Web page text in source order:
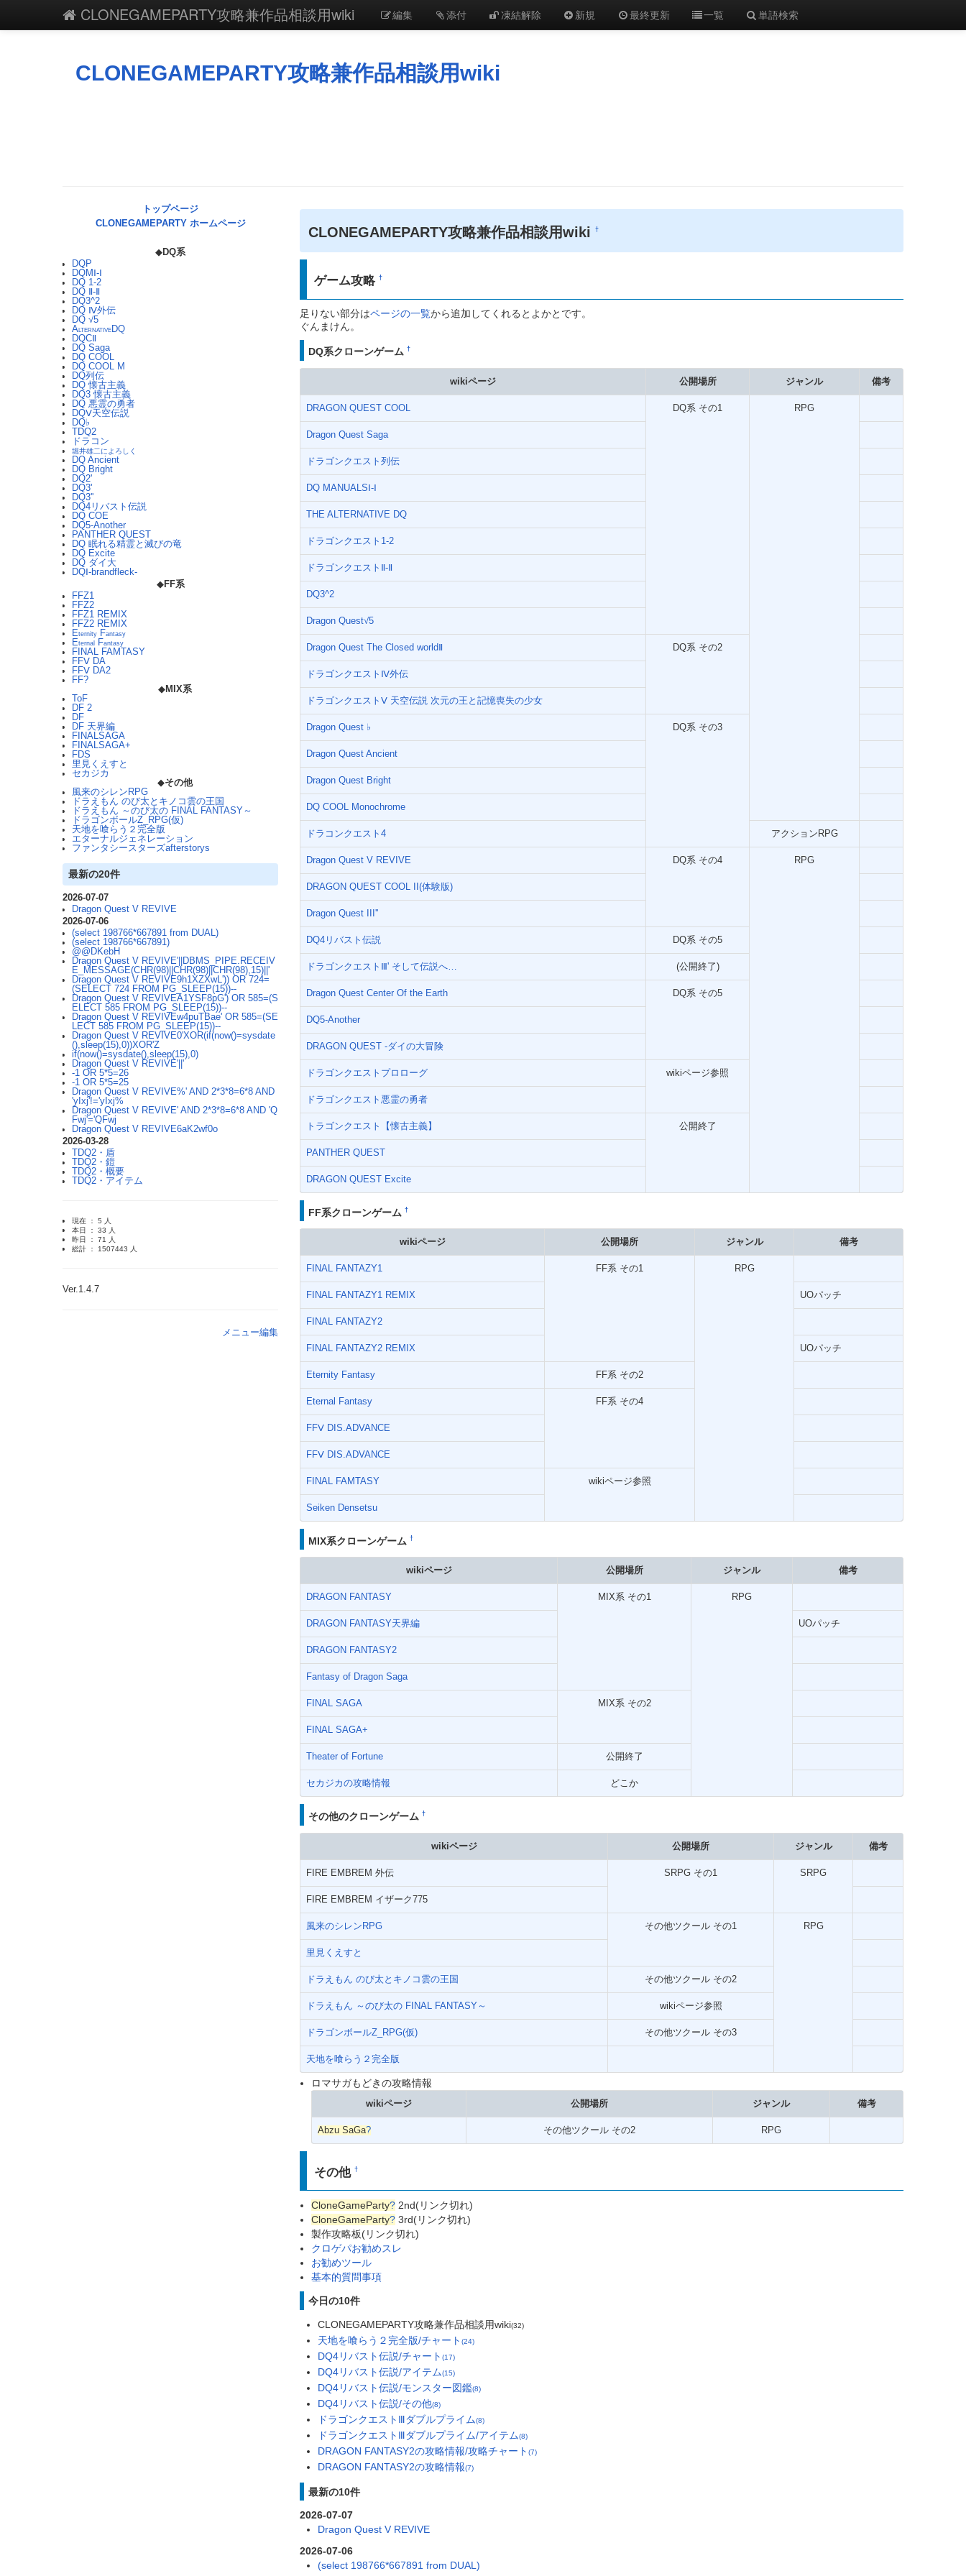
CLONEGAMEPARTY攻略兼作品相談用wiki 編集 添付 凍結解除 新規 最終更新 一覧 単語検索
CLONEGAMEPARTY攻略兼作品相談用wiki
トップページ
CLONEGAMEPARTY ホームページ
◆DQ系
DQP
DQMⅠ-Ⅰ
DQ 1-2
DQ Ⅱ-Ⅱ
DQ3^2
DQ Ⅳ外伝
DQ √5
ALTERNATIVEDQ
DQCⅡ
DQ Saga
DQ COOL
DQ COOL M
DQ列伝
DQ 懐古主義
DQ3 懐古主義
DQ 悪霊の勇者
DQⅤ天空伝説
DQ♭
TDQ2
ドラコン
堀井雄二によろしく
DQ Ancient
DQ Bright
DQ2'
DQ3'
DQ3''
DQ4リバスト伝説
DQ COE
DQ5-Another
PANTHER QUEST
DQ 眠れる精霊と滅びの竜
DQ Excite
DQ ダイ大
DQⅠ-brandfleck-
◆FF系
FFZ1
FFZ2
FFZ1 REMIX
FFZ2 REMIX
EternityFantasy
EternalFantasy
FINAL FAMTASY
FFⅤ DA
FFⅤ DA2
FF?
◆MIX系
ToF
DF 2
DF
DF 天界編
FINALSAGA
FINALSAGA+
FDS
里見くえすと
セカジカ
◆その他
風来のシレンRPG
ドラえもん のび太とキノコ雲の王国
ドラえもん ～のび太の FINAL FANTASY～
ドラゴンボールZ_RPG(仮)
天地を喰らう２完全版
エターナルジェネレーション
ファンタシースターズafterstorys
最新の20件
2026-07-07
Dragon Quest V REVIVE
2026-07-06
(select 198766*667891 from DUAL)
(select 198766*667891)
@@DKebH
Dragon Quest V REVIVE'||DBMS_PIPE.RECEIV
E_MESSAGE(CHR(98)||CHR(98)||CHR(98),15)||'
Dragon Quest V REVIVE9h1XZXwL')) OR 724=
(SELECT 724 FROM PG_SLEEP(15))--
Dragon Quest V REVIVEA1YSF8pG') OR 585=(S
ELECT 585 FROM PG_SLEEP(15))--
Dragon Quest V REVIVEw4puTBae' OR 585=(SE
LECT 585 FROM PG_SLEEP(15))--
Dragon Quest V REVIVE0'XOR(if(now()=sysdate
(),sleep(15),0))XOR'Z
if(now()=sysdate(),sleep(15),0)
Dragon Quest V REVIVE'||'
-1 OR 5*5=26
-1 OR 5*5=25
Dragon Quest V REVIVE%' AND 2*3*8=6*8 AND
'yIxj'!='yIxj%
Dragon Quest V REVIVE' AND 2*3*8=6*8 AND 'Q
Fwj'='QFwj
Dragon Quest V REVIVE6aK2wf0o
2026-03-28
TDQ2・盾
TDQ2・鎧
TDQ2・概要
TDQ2・アイテム
現在 ： 5 人
本日 ： 33 人
昨日 ： 71 人
総計 ： 1507443 人
Ver.1.4.7
メニュー編集
CLONEGAMEPARTY攻略兼作品相談用wiki†
ゲーム攻略†
足りない部分はページの一覧から追加してくれるとよかとです。
ぐんまけん。
DQ系クローンゲーム †
wikiページ 公開場所 ジャンル 備考
DRAGON QUEST COOL DQ系 その1 RPG
Dragon Quest Saga
ドラゴンクエスト列伝
DQ MANUALSⅠ-Ⅰ
THE ALTERNATIVE DQ
ドラゴンクエスト1-2
ドラゴンクエストⅡ-Ⅱ
DQ3^2
Dragon Quest√5
Dragon Quest The Closed worldⅡ DQ系 その2
ドラゴンクエストⅣ外伝
ドラゴンクエストⅤ 天空伝説 次元の王と記憶喪失の少女
Dragon Quest ♭ DQ系 その3
Dragon Quest Ancient
Dragon Quest Bright
DQ COOL Monochrome
ドラコンクエスト4 アクションRPG
Dragon Quest V REVIVE DQ系 その4 RPG
DRAGON QUEST COOL II(体験版)
Dragon Quest III''
DQ4リバスト伝説 DQ系 その5
ドラゴンクエストⅢ' そして伝説へ… (公開終了)
Dragon Quest Center Of the Earth DQ系 その5
DQ5-Another
DRAGON QUEST -ダイの大冒険
ドラゴンクエストプロローグ wikiページ参照
ドラゴンクエスト悪霊の勇者
トラゴンクエスト【懐古主義】 公開終了
PANTHER QUEST
DRAGON QUEST Excite
FF系クローンゲーム †
wikiページ 公開場所 ジャンル 備考
FINAL FANTAZY1 FF系 その1 RPG
FINAL FANTAZY1 REMIX UOパッチ
FINAL FANTAZY2
FINAL FANTAZY2 REMIX UOパッチ
Eternity Fantasy FF系 その2
Eternal Fantasy FF系 その4
FFⅤ DIS.ADVANCE
FFⅤ DIS.ADVANCE
FINAL FAMTASY wikiページ参照
Seiken Densetsu
MIX系クローンゲーム †
wikiページ 公開場所 ジャンル 備考
DRAGON FANTASY MIX系 その1 RPG
DRAGON FANTASY天界編 UOパッチ
DRAGON FANTASY2
Fantasy of Dragon Saga
FINAL SAGA MIX系 その2
FINAL SAGA+
Theater of Fortune 公開終了
セカジカの攻略情報 どこか
その他のクローンゲーム †
wikiページ 公開場所 ジャンル 備考
FIRE EMBREM 外伝 SRPG その1 SRPG
FIRE EMBREM イザーク775
風来のシレンRPG その他ツクール その1 RPG
里見くえすと
ドラえもん のび太とキノコ雲の王国 その他ツクール その2
ドラえもん ～のび太の FINAL FANTASY～ wikiページ参照
ドラゴンボールZ_RPG(仮) その他ツクール その3
天地を喰らう２完全版
ロマサガもどきの攻略情報
wikiページ 公開場所 ジャンル 備考
Abzu SaGa? その他ツクール その2 RPG
その他†
CloneGameParty? 2nd(リンク切れ)
CloneGameParty? 3rd(リンク切れ)
製作攻略板(リンク切れ)
クロゲパお勧めスレ
お勧めツール
基本的質問事項
今日の10件
CLONEGAMEPARTY攻略兼作品相談用wiki(32)
天地を喰らう２完全版/チャート (24)
DQ4リバスト伝説/チャート (17)
DQ4リバスト伝説/アイテム(15)
DQ4リバスト伝説/モンスター図鑑(8)
DQ4リバスト伝説/その他(8)
ドラゴンクエストⅢダブルプライム(8)
ドラゴンクエストⅢダブルプライム/アイテム(8)
DRAGON FANTASY2の攻略情報/攻略チャート (7)
DRAGON FANTASY2の攻略情報(7)
最新の10件
2026-07-07
Dragon Quest V REVIVE
2026-07-06
(select 198766*667891 from DUAL)